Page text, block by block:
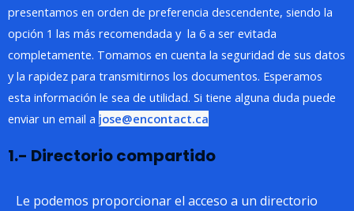
presentamos en orden de preferencia descendente, siendo la
opción 1 las más recomendada y la 6 a ser evitada
completamente. Tomamos en cuenta la seguridad de sus datos
y la rapidez para transmitirnos los documentos. Esperamos
esta información le sea de utilidad. Si tiene alguna duda puede
enviar un email a jose@encontact.ca
1.- Directorio compartido
Le podemos proporcionar el acceso a un directorio